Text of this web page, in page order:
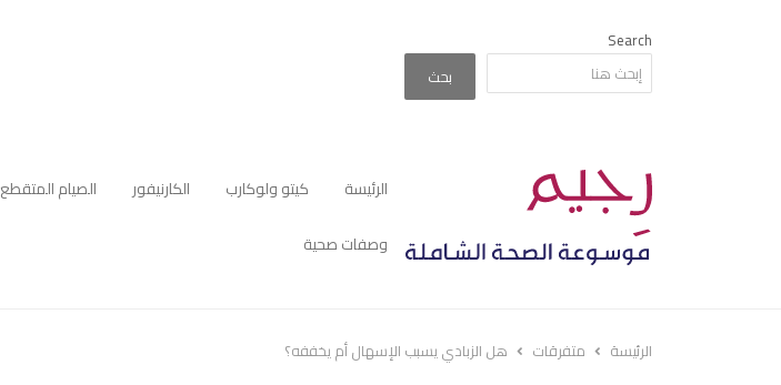
Search
بحث
الرئيسة كيتو ولوكارب الكارنيفور الصيام المتقطع
وصفات صحية
الرئيسة متفرقات هل الزبادي يسبب الإسهال أم يخففه؟